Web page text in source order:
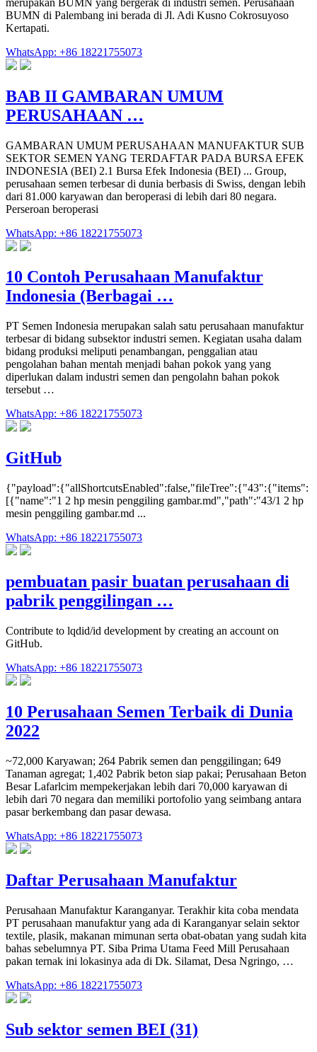
BUMN di Palembang ini berada di Jl. Adi Kusno Cokrosuyoso
Kertapati.
WhatsApp: +86 18221755073
BAB II GAMBARAN UMUM
PERUSAHAAN …
GAMBARAN UMUM PERUSAHAAN MANUFAKTUR SUB
SEKTOR SEMEN YANG TERDAFTAR PADA BURSA EFEK
INDONESIA (BEI) 2.1 Bursa Efek Indonesia (BEI) ... Group,
perusahaan semen terbesar di dunia berbasis di Swiss, dengan lebih
dari 81.000 karyawan dan beroperasi di lebih dari 80 negara.
Perseroan beroperasi
WhatsApp: +86 18221755073
10 Contoh Perusahaan Manufaktur
Indonesia (Berbagai …
PT Semen Indonesia merupakan salah satu perusahaan manufaktur
terbesar di bidang subsektor industri semen. Kegiatan usaha dalam
bidang produksi meliputi penambangan, penggalian atau
pengolahan bahan mentah menjadi bahan pokok yang yang
diperlukan dalam industri semen dan pengolahn bahan pokok
tersebut …
WhatsApp: +86 18221755073
GitHub
{"payload":{"allShortcutsEnabled":false,"fileTree":{"43":{"items":
[{"name":"1 2 hp mesin penggiling gambar.md","path":"43/1 2 hp
mesin penggiling gambar.md ...
WhatsApp: +86 18221755073
pembuatan pasir buatan perusahaan di
pabrik penggilingan …
Contribute to lqdid/id development by creating an account on
GitHub.
WhatsApp: +86 18221755073
10 Perusahaan Semen Terbaik di Dunia
2022
~72,000 Karyawan; 264 Pabrik semen dan penggilingan; 649
Tanaman agregat; 1,402 Pabrik beton siap pakai; Perusahaan Beton
Besar Lafarlcim mempekerjakan lebih dari 70,000 karyawan di
lebih dari 70 negara dan memiliki portofolio yang seimbang antara
pasar berkembang dan pasar dewasa.
WhatsApp: +86 18221755073
Daftar Perusahaan Manufaktur
Perusahaan Manufaktur Karanganyar. Terakhir kita coba mendata
PT perusahaan manufaktur yang ada di Karanganyar selain sektor
textile, plasik, makanan mimunan serta obat-obatan yang sudah kita
bahas sebelumnya PT. Siba Prima Utama Feed Mill Perusahaan
pakan ternak ini lokasinya ada di Dk. Silamat, Desa Ngringo, …
WhatsApp: +86 18221755073
Sub sektor semen BEI (31)